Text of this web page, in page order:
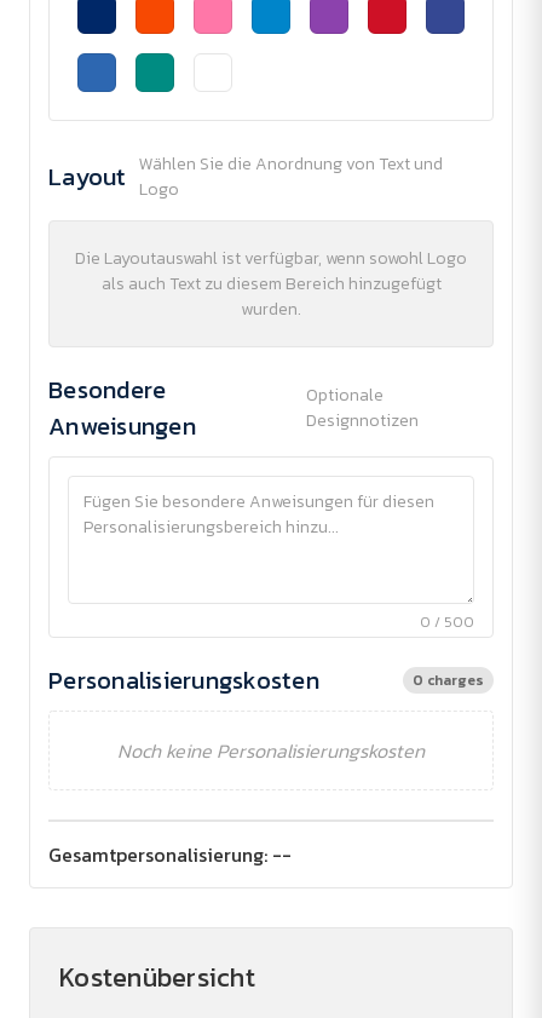
Layout Wählen Sie die Anordnung von Text und
Logo
Die Layoutauswahl ist verfügbar, wenn sowohl Logo
als auch Text zu diesem Bereich hinzugefügt
wurden.
Besondere
Anweisungen
Optionale
Designnotizen
0 / 500
Personalisierungskosten 0 charges
Noch keine Personalisierungskosten
Gesamtpersonalisierung: --
Kostenübersicht